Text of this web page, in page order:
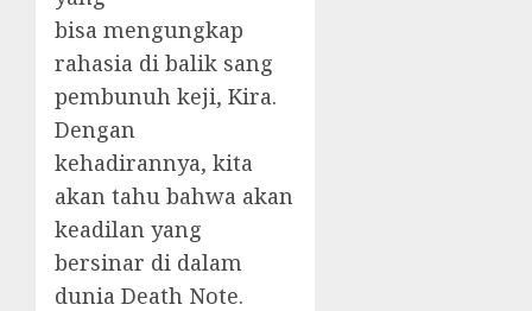
bisa mengungkap
rahasia di balik sang
pembunuh keji, Kira.
Dengan
kehadirannya, kita
akan tahu bahwa akan
keadilan yang
bersinar di dalam
dunia Death Note.